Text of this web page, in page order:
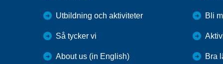
Utbildning och aktiviteter
Så tycker vi
About us (in English)
Bli
Bra